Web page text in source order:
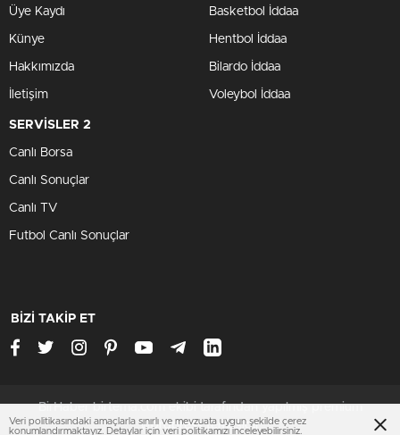
Üye Kaydı
Künye
Hakkımızda
İletişim
Basketbol İddaa
Hentbol İddaa
Bilardo İddaa
Voleybol İddaa
SERVİSLER 2
Canlı Borsa
Canlı Sonuçlar
Canlı TV
Futbol Canlı Sonuçlar
BİZİ TAKİP ET
BirHaber birtema.com ekibi tarafından yapılmış premium
wordpress temasıdır
Veri politikasındaki amaçlarla sınırlı ve mevzuata uygun şekilde çerez
konumlandırmaktayız. Detaylar için veri politikamızı inceleyebilirsiniz.